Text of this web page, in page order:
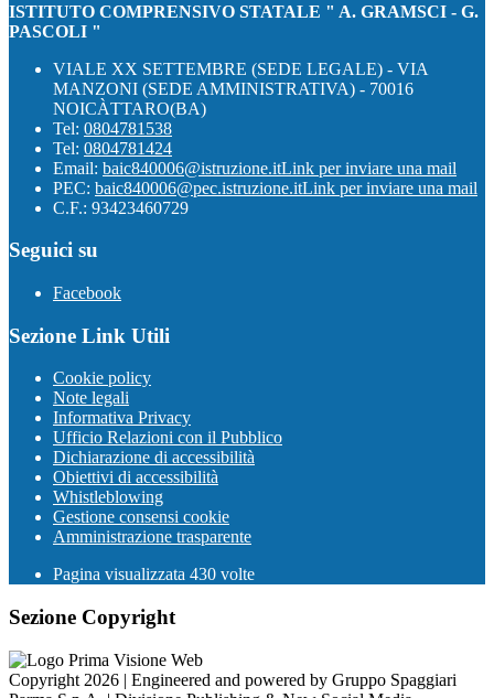
ISTITUTO COMPRENSIVO STATALE " A. GRAMSCI - G.
PASCOLI "
VIALE XX SETTEMBRE (SEDE LEGALE) - VIA
MANZONI (SEDE AMMINISTRATIVA) - 70016
NOICÀTTARO(BA)
Tel: 0804781538
Tel: 0804781424
Email: baic840006@istruzione.itLink per inviare una mail
PEC: baic840006@pec.istruzione.itLink per inviare una mail
C.F.: 93423460729
Seguici su
Facebook
Sezione Link Utili
Cookie policy
Note legali
Informativa Privacy
Ufficio Relazioni con il Pubblico
Dichiarazione di accessibilità
Obiettivi di accessibilità
Whistleblowing
Gestione consensi cookie
Amministrazione trasparente
Pagina visualizzata 430 volte
Sezione Copyright
Copyright 2026 | Engineered and powered by Gruppo Spaggiari